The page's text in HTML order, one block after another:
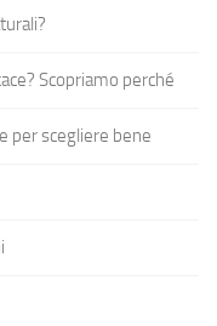
Scopriamo perché
per scegliere bene